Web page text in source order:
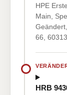
HPE
Main,
66,
HRB